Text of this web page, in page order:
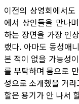
이전의 상영회에서
에서 상인들을 만나
하는 장면을 가장 인
랬다. 아마도 동성애
본 적이 없을 가능성
를 부탁하며 몸으로
성으로 소개했을 거
할은 용기가 안 나서